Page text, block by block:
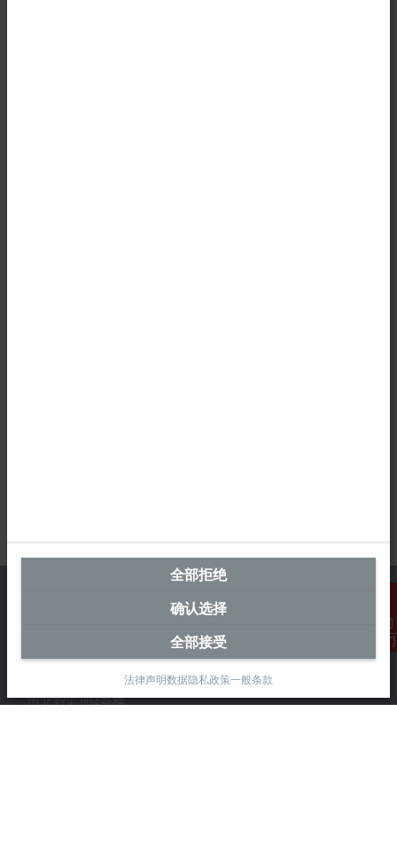
联系我们
毕孚自动化设备贸易(上海)有限公司
市北智汇园4号楼
全部拒绝
确认选择
全部接受
法律声明数据隐私政策一般条款